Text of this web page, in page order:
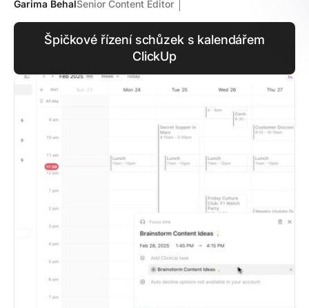
Garima BehalSenior Content Editor
Špičkové řízení schůzek s kalendářem
ClickUp